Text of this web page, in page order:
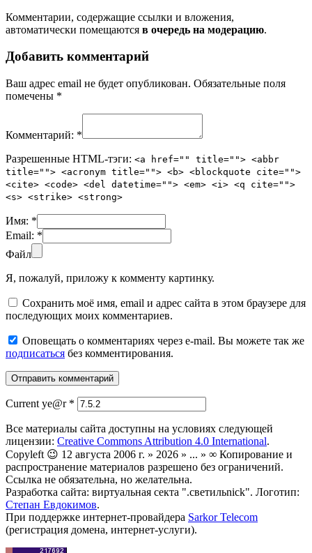
Комментарии, содержащие ссылки и вложения,
автоматически помещаются в очередь на модерацию.
Добавить комментарий
Ваш адрес email не будет опубликован. Обязательные поля
помечены *
Комментарий: *
Разрешенные HTML-тэги: <a href="" title=""> <abbr
title=""> <acronym title=""> <b> <blockquote cite="">
<cite> <code> <del datetime=""> <em> <i> <q cite="">
<s> <strike> <strong>
Имя: *
Email: *
Файл
Я, пожалуй, приложу к комменту картинку.
Сохранить моё имя, email и адрес сайта в этом браузере для
последующих моих комментариев.
Оповещать о комментариях через e-mail. Вы можете так же
подписаться без комментирования.
Current ye@r *
Все материалы сайта доступны на условиях следующей
лицензии: Creative Commons Attribution 4.0 International.
Copyleft 😉 12 августа 2006 г. » 2026 » ... » ∞ Копирование и
распространение материалов разрешено без ограничений.
Ссылка не обязательна, но желательна.
Разработка сайта: виртуальная секта ".светильnick". Логотип:
Степан Евдокимов.
При поддержке интернет-провайдера Sarkor Telecom
(регистрация домена, интернет-услуги).